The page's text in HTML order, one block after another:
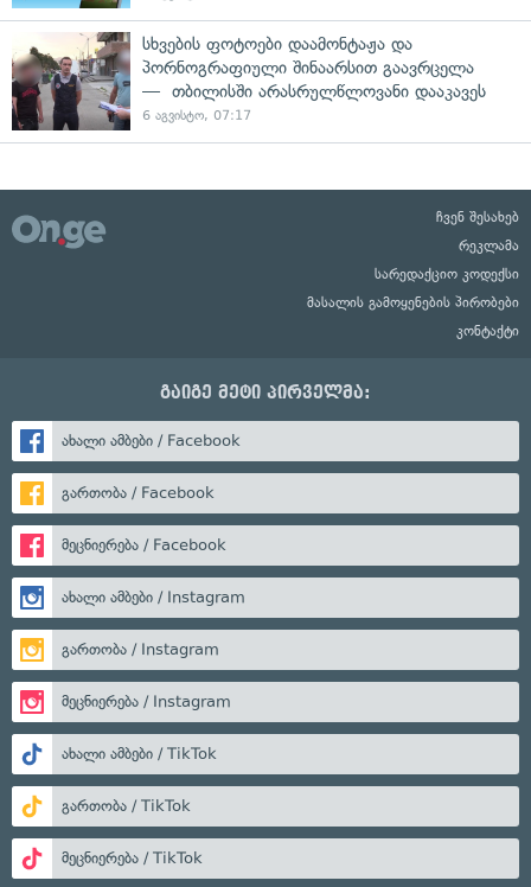
სხვების ფოტოები დაამონტაჟა და
პორნოგრაფიული შინაარსით გაავრცელა
— თბილისში არასრულწლოვანი დააკავეს
6 აგვისტო, 07:17
ჩვენ შესახებ
რეკლამა
სარედაქციო კოდექსი
მასალის გამოყენების პირობები
კონტაქტი
გაიგე მეტი პირველმა:
ახალი ამბები / Facebook
გართობა / Facebook
მეცნიერება / Facebook
ახალი ამბები / Instagram
გართობა / Instagram
მეცნიერება / Instagram
ახალი ამბები / TikTok
გართობა / TikTok
მეცნიერება / TikTok